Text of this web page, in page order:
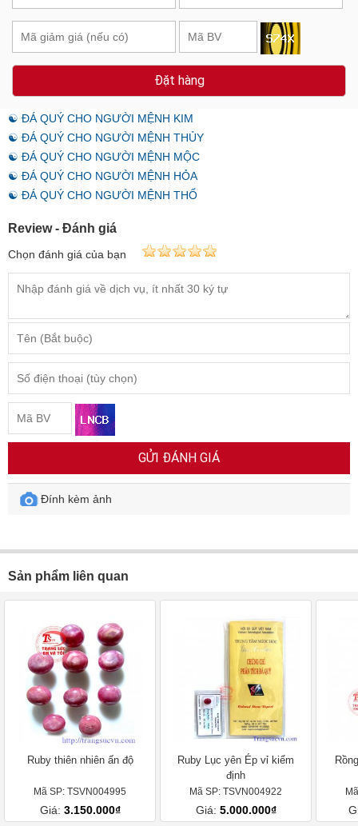
Đặt hàng
☯ ĐÁ QUÝ CHO NGƯỜI MỆNH KIM
☯ ĐÁ QUÝ CHO NGƯỜI MỆNH THỦY
☯ ĐÁ QUÝ CHO NGƯỜI MỆNH MỘC
☯ ĐÁ QUÝ CHO NGƯỜI MỆNH HỎA
☯ ĐÁ QUÝ CHO NGƯỜI MỆNH THỔ
Review - Đánh giá
Chọn đánh giá của bạn
GỬI ĐÁNH GIÁ
Đính kèm ảnh
Sản phẩm liên quan
Ruby thiên nhiên ấn độ
Mã SP: TSVN004995
Giá: 3.150.000₫
Ruby Lục yên Ép vỉ kiểm
định
Mã SP: TSVN004922
Giá: 5.000.000₫